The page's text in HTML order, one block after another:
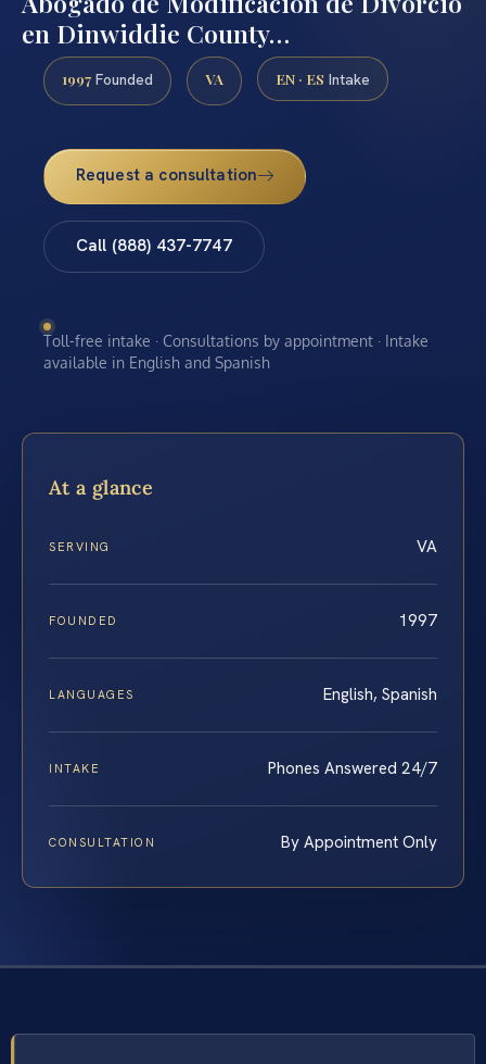
en Dinwiddie County…
1997 Founded VA EN · ES Intake
Request a consultation
Call (888) 437-7747
Toll-free intake · Consultations by appointment · Intake
available in English and Spanish
At a glance
SERVING VA
FOUNDED 1997
LANGUAGES English, Spanish
INTAKE Phones Answered 24/7
CONSULTATION By Appointment Only